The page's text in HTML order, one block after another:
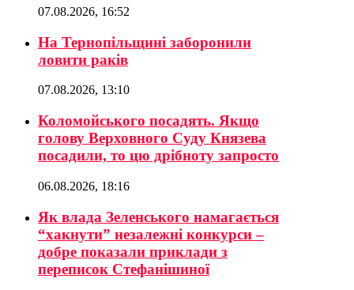
07.08.2026, 16:52
На Тернопільщині заборонили
ловити раків
07.08.2026, 13:10
Коломойського посадять. Якщо
голову Верховного Суду Князева
посадили, то цю дрібноту запросто
06.08.2026, 18:16
Як влада Зеленського намагається
“хакнути” незалежні конкурси –
добре показали приклади з
переписок Стефанішиної